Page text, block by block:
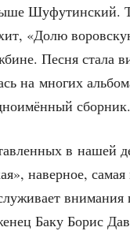
Шуфу­тин­ский.
«Долю
Пес­ня ста­ла
на мно­гих
сборник.
в нашей
навер­ное, самая
Баку Борис